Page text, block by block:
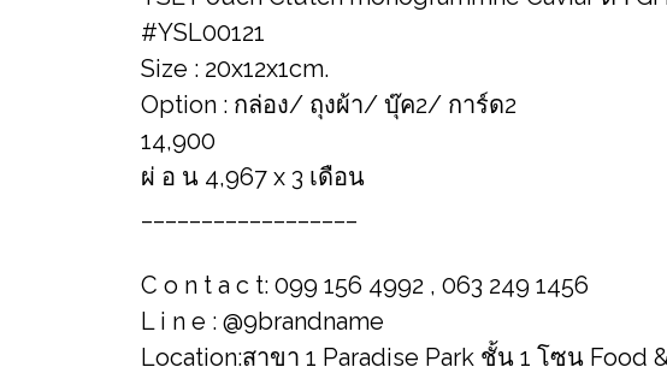
#YSL00121
Size : 20x12x1cm.
Option : กล่อง/ ถุงผ้า/ บุ๊ค2/ การ์ด2
14,900
ผ่ อ น 4,967 x 3 เดือน
C o n t a c t: 099 156 4992 , 063 249 1456
L i n e : @9brandname
Location:สาขา 1 Paradise Park ชั้น 1 โซน Food